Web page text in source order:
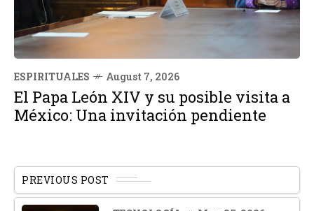
ESPIRITUALES August 7, 2026
El Papa León XIV y su posible visita a
México: Una invitación pendiente
PREVIOUS POST